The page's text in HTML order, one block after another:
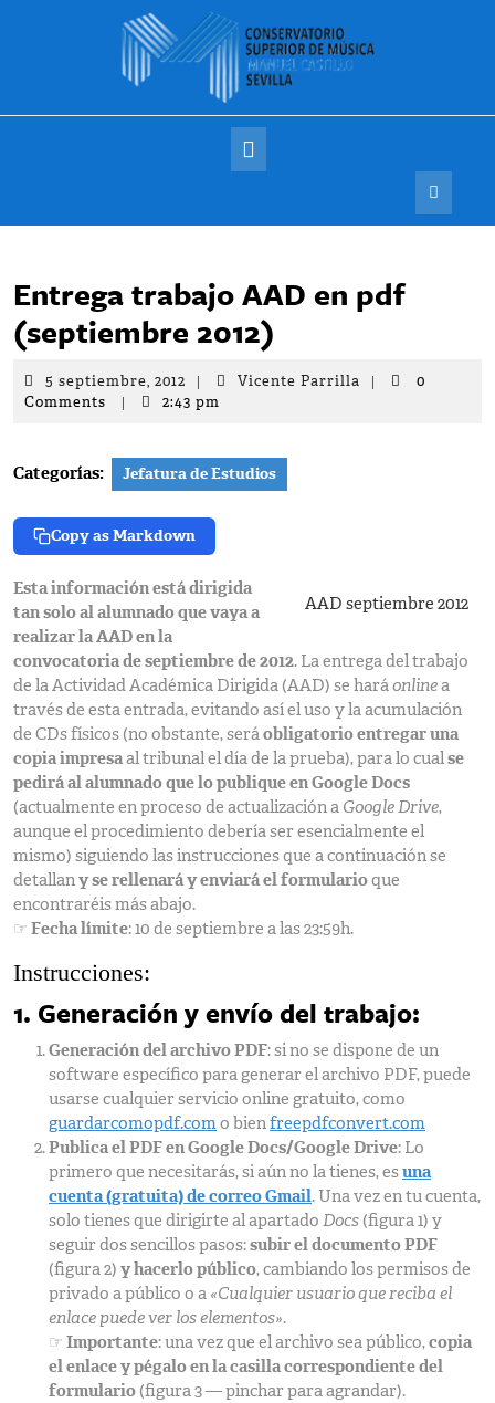
Entrega trabajo AAD en pdf
(septiembre 2012)
5 septiembre, 2012
septiembre,
| Vicente Parrilla Vicente
|
0
Comments
| 2:43 pm
Categorías: Jefatura de Estudios
Copy as Markdown
AAD septiembre 2012
Esta información está dirigida
tan solo al alumnado que vaya a
realizar la AAD en la
convocatoria deseptiembre de 2012. La entrega del trabajo
de la Actividad Académica Dirigida (AAD) se haráonlinea
través de esta entrada, evitando así el uso y la acumulación
de CDs físicos (no obstante, seráobligatorio entregar una
copia impresaal tribunal el día de la prueba), para lo cualse
pedirá al alumnado que lo publique en Google Docs
(actualmente en proceso de actualización a Google Drive,
aunque el procedimiento debería ser esencialmente el
mismo) siguiendo las instrucciones que a continuación se
detallany se rellenará y enviará el formularioque
encontraréis más abajo.
☞ Fecha límite:10 de septiembre a las 23:59h.
Instrucciones:
1. Generación y envío del trabajo:
Generación del archivo PDF: si no se dispone de un
software específico para generar el archivo PDF, puede
usarse cualquier servicio online gratuito, como
guardarcomopdf.como bienfreepdfconvert.com
Publica el PDF en Google Docs/Google Drive: Lo
primero que necesitarás, si aún no la tienes, esuna
cuenta (gratuita) de correo Gmail. Una vez en tu cuenta,
solo tienes que dirigirte al apartado Docs (figura 1) y
seguir dos sencillos pasos:subir el documento PDF
(figura 2) y hacerlo público, cambiando los permisos de
privado a público o a «Cualquier usuario que reciba el
enlace puede ver los elementos».
☞ Importante: una vez que el archivo sea público,copia
el enlace y pégalo en la casilla correspondiente del
formulario (figura 3 — pinchar para agrandar).